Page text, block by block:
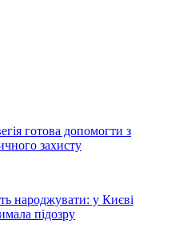
готова допомогти з
захисту
народжувати: у Києві
підозру